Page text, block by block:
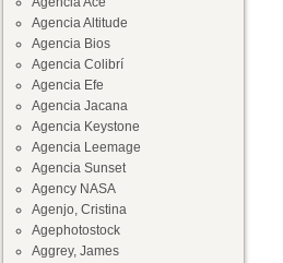
Agencia Altitude
Agencia Bios
Agencia Colibrí
Agencia Efe
Agencia Jacana
Agencia Keystone
Agencia Leemage
Agencia Sunset
Agency NASA
Agenjo, Cristina
Agephotostock
Aggrey, James